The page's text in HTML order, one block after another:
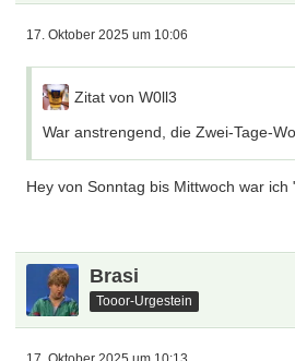
17. Oktober 2025 um 10:06
Zitat von W0ll3
War anstrengend, die Zwei-Tage-
Hey von Sonntag bis Mittwoch war
Brasi
Tooor-Urgestein